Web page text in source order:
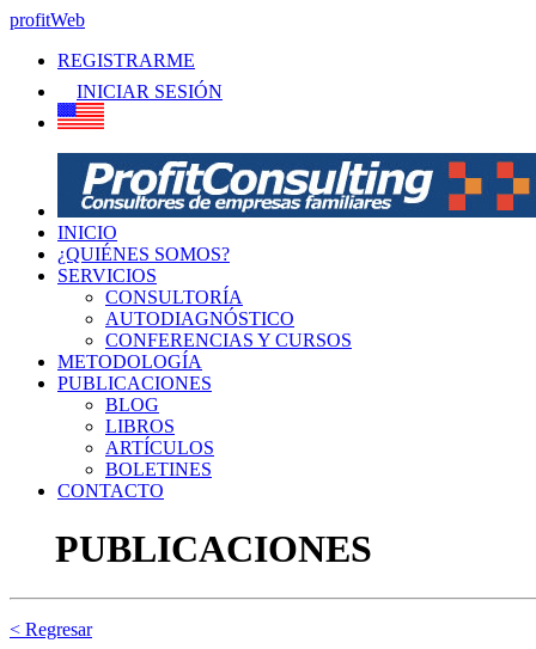
profitWeb
REGISTRARME
INICIAR SESIÓN
INICIO
¿QUIÉNES SOMOS?
SERVICIOS
CONSULTORÍA
AUTODIAGNÓSTICO
CONFERENCIAS Y CURSOS
METODOLOGÍA
PUBLICACIONES
BLOG
LIBROS
ARTÍCULOS
BOLETINES
CONTACTO
PUBLICACIONES
< Regresar